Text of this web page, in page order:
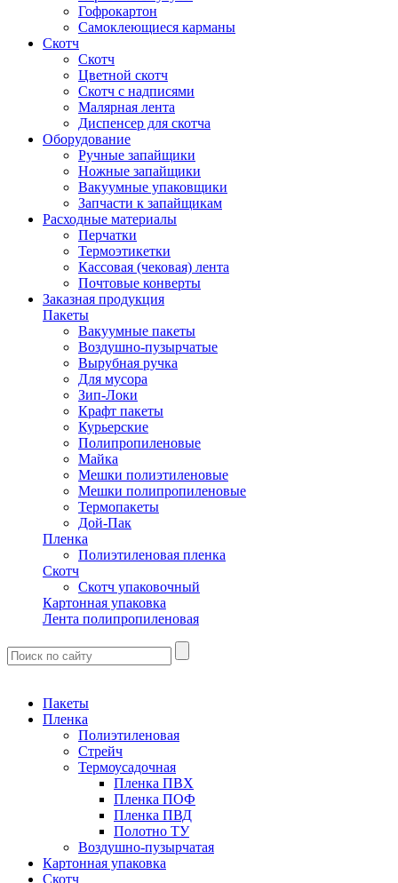
Гофрокартон
Самоклеющиеся карманы
Скотч
Скотч
Цветной скотч
Скотч с надписями
Малярная лента
Диспенсер для скотча
Оборудование
Ручные запайщики
Ножные запайщики
Вакуумные упаковщики
Запчасти к запайщикам
Расходные материалы
Перчатки
Термоэтикетки
Кассовая (чековая) лента
Почтовые конверты
Заказная продукция
Пакеты
Вакуумные пакеты
Воздушно-пузырчатые
Вырубная ручка
Для мусора
Зип-Локи
Крафт пакеты
Курьерские
Полипропиленовые
Майка
Мешки полиэтиленовые
Мешки полипропиленовые
Термопакеты
Дой-Пак
Пленка
Полиэтиленовая пленка
Скотч
Скотч упаковочный
Картонная упаковка
Лента полипропиленовая
Пакеты
Пленка
Полиэтиленовая
Стрейч
Термоусадочная
Пленка ПВХ
Пленка ПОФ
Пленка ПВД
Полотно ТУ
Воздушно-пузырчатая
Картонная упаковка
Скотч